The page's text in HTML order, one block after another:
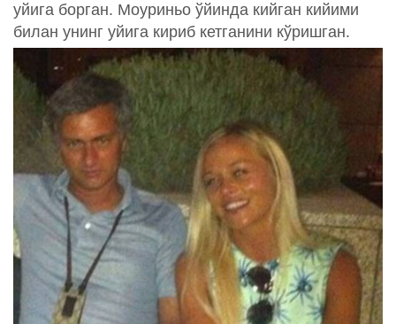
уйига борган. Моуриньо ўйинда кийган кийими
билан унинг уйига кириб кетганини кўришган.